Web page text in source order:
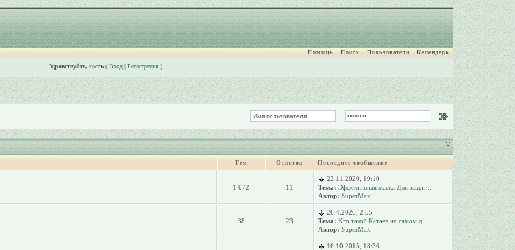
Помощь Поиск Пользователи Календарь
Здравствуйте, гость( Вход| Регистрация)
Тем Ответов Последнее сообщение
1 072 11
22.11.2020, 19:10
Тема: Эффективная маска Для защит...
Автор: SuperMax
38 23
26.4.2026, 2:55
Тема: Кто такой Катаев на самом д...
Автор: SuperMax
16.10.2015, 18:36